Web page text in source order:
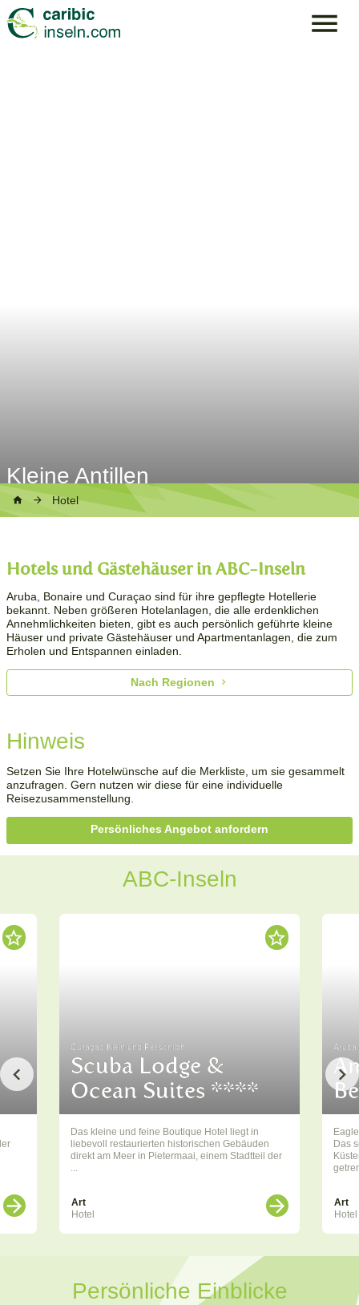
Kleine Antillen
Hotel
Hotels und Gästehäuser in ABC-Inseln
Aruba, Bonaire und Curaçao sind für ihre gepflegte Hotellerie
bekannt. Neben größeren Hotelanlagen, die alle erdenklichen
Annehmlichkeiten bieten, gibt es auch persönlich geführte kleine
Häuser und private Gästehäuser und Apartmentanlagen, die zum
Erholen und Entspannen einladen.
Nach Regionen
Hinweis
Setzen Sie Ihre Hotelwünsche auf die Merkliste, um sie gesammelt
anzufragen. Gern nutzen wir diese für eine individuelle
Reisezusammenstellung.
Persönliches Angebot anfordern
ABC-Inseln
Curaçao Klein und Persönlich
Scuba Lodge &
Ocean Suites ****
Das kleine und feine Boutique Hotel liegt in
liebevoll restaurierten historischen Gebäuden
direkt am Meer in Pietermaai, einem Stadtteil der
...
Art
Hotel
Aruba
Das
Art
Hotel
Persönliche Einblicke